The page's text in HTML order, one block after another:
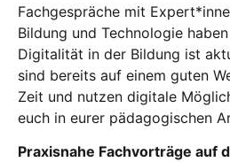
Fachgespräche mit
Bildung und Technologie
Digitalität in der Bildung ist
sind bereits auf einem guten
Zeit und nutzen digitale
euch in eurer pädagogischen
Praxisnahe Fachvorträge auf